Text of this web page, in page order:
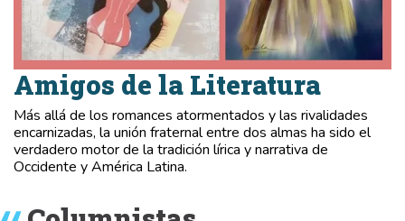
Amigos de la Literatura
Más allá de los romances atormentados y las rivalidades
encarnizadas, la unión fraternal entre dos almas ha sido el
verdadero motor de la tradición lírica y narrativa de
Occidente y América Latina.